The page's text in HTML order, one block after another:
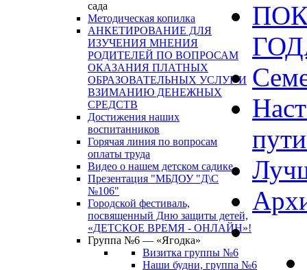
сада
Методическая копилка
АНКЕТИРОВАНИЕ ДЛЯ
ИЗУЧЕНИЯ МНЕНИЯ
РОДИТЕЛЕЙ ПО ВОПРОСАМ
ОКАЗАНИЯ ПЛАТНЫХ
ОБРАЗОВАТЕЛЬНЫХ УСЛУГ И
ВЗИМАНИЮ ДЕНЕЖНЫХ
СРЕДСТВ
Достижения наших
воспитанников
Горячая линия по вопросам
оплаты труда
Видео о нашем детском садике
Презентация "МБДОУ "Д\С
№106"
Городской фестиваль,
посвященный Дню защиты детей,
«ДЕТСКОЕ ВРЕМЯ - ОНЛАЙН»!
Группа №6 — «Ягодка»
Визитка группы №6
Наши будни, группа №6